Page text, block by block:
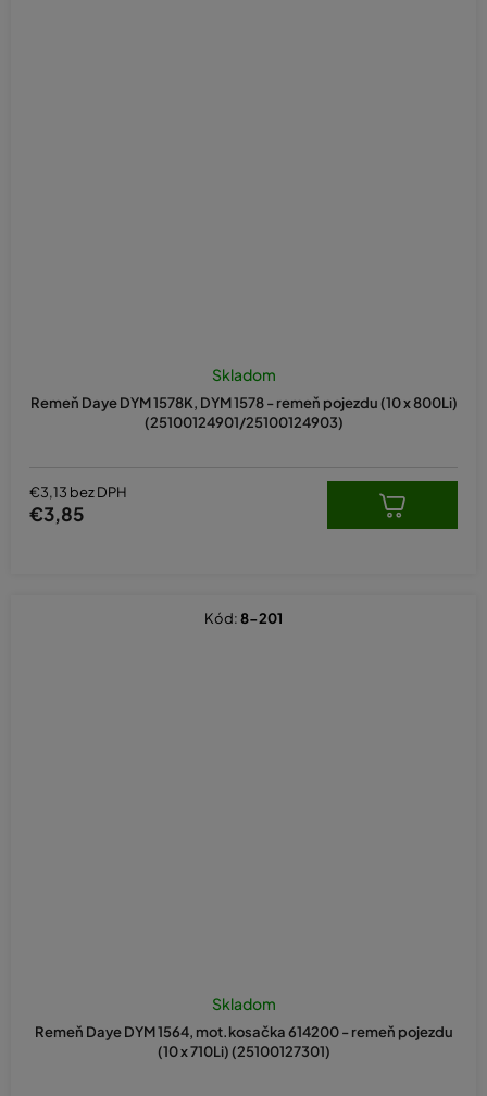
Remeň Daye DYM 1578K, DYM 1578 - remeň pojezdu (10 x 800Li)
(25100124901/25100124903)
Skladom
€3,13 bez DPH
€3,85
Remeň Daye DYM 1564, mot.kosačka 614200 - remeň pojezdu
(10 x 710Li) (25100127301)
Skladom
Kód:8-201